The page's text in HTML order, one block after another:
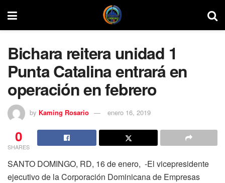
Bichara reitera unidad 1
Punta Catalina entrará en
operación en febrero
by Kaming Rosario enero 16, 2019
0
SHARES
SANTO DOMINGO, RD, 16 de enero, -El vicepresidente
ejecutivo de la Corporación Dominicana de Empresas